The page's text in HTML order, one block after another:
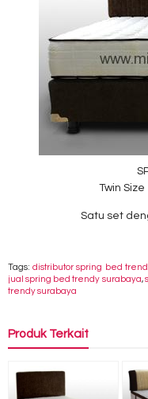
Twin
Satu set
Tags:distributor spring bed
jual spring bed trendy surabaya,
trendy surabaya
Produk Terkait